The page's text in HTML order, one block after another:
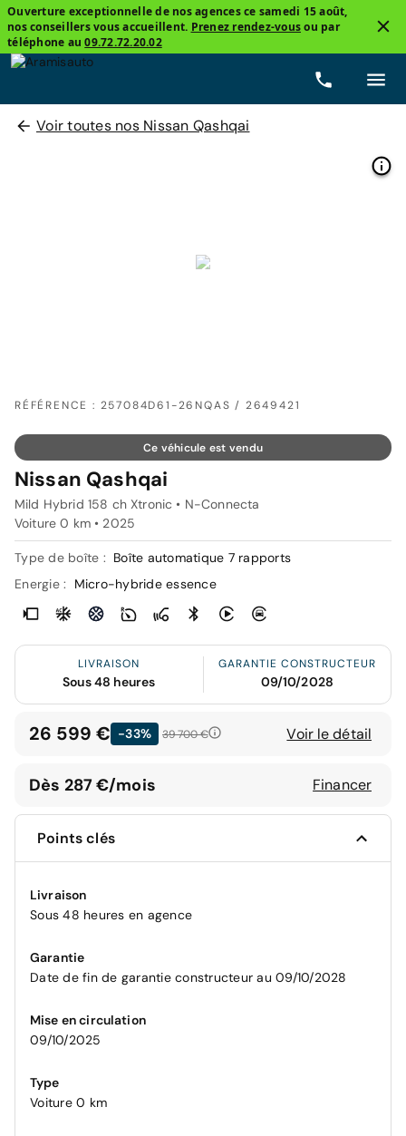
Ouverture exceptionnelle de nos agences ce samedi 15 août,
nos conseillers vous accueillent. Prenez rendez-vousou par
téléphone au09.72.72.20.02
Voir toutes nos Nissan Qashqai
RÉFÉRENCE : 257084D61-26NQAS / 2649421
Ce véhicule est vendu
Nissan Qashqai
Mild Hybrid 158 ch Xtronic • N-Connecta
Voiture 0 km • 2025
Type de boîte : Boîte automatique 7 rapports
Energie :
Micro-hybride essence
LIVRAISON
Sous 48 heures
GARANTIE CONSTRUCTEUR
09/10/2028
26 599 € -33% 39 700 € Voir le détail
Dès 287 €/mois Financer
Points clés
Livraison
Sous 48 heures en agence
Garantie
Date de fin de garantie constructeur au 09/10/2028
Mise en circulation
09/10/2025
Type
Voiture 0 km